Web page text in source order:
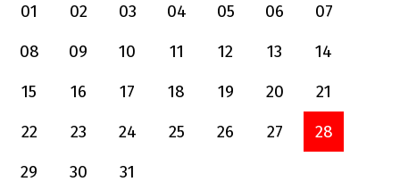
01
02 03 04 05 06
07
08
09 10 11 12 13
14
15
16 17 18 19 20
21
22
23 24 25 26 27
28
29
30 31